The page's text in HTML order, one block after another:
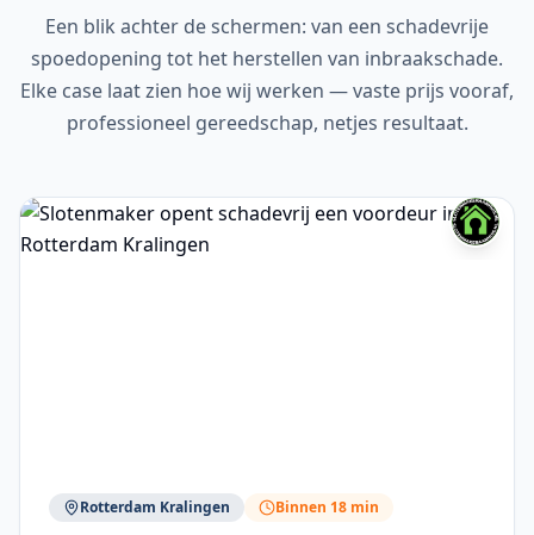
Een blik achter de schermen: van een schadevrije
spoedopening tot het herstellen van inbraakschade.
Elke case laat zien hoe wij werken — vaste prijs vooraf,
professioneel gereedschap, netjes resultaat.
Rotterdam Kralingen Binnen 18 min